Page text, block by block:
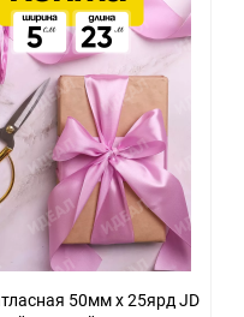
50мм х 25ярд JD